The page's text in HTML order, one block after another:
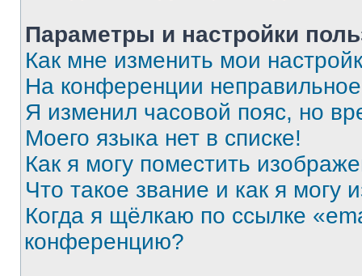
Параметры и настройки
Как мне изменить мои
На конференции
Я изменил часовой пояс, но
Моего языка нет в списке!
Как я могу поместить
Что такое звание и как я могу
Когда я щёлкаю по ссылке
конференцию?